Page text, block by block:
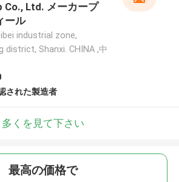
Co., Ltd. メーカープ
ール
industrial zone,
district, Shanxi. CHINA ,中
された製造者
多くを見て下さい
最高の価格で